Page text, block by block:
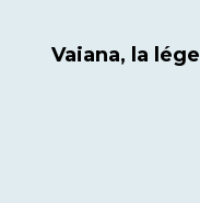
articles
Vaiana, la